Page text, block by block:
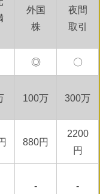
外国
株
夜間
取引
◎ 〇
100万 300万
880円
2200
円
- -